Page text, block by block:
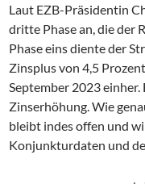
Laut EZB-Präsidentin
dritte Phase an, die der
Phase eins diente der
Zinsplus von 4,5
September 2023 einher.
Zinserhöhung. Wie
bleibt indes offen und
Konjunkturdaten und